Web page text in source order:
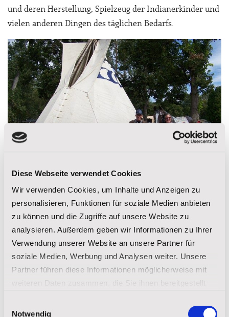
Diese Webseite verwendet Cookies
Wir verwenden Cookies, um Inhalte und Anzeigen zu
personalisieren, Funktionen für soziale Medien anbieten
zu können und die Zugriffe auf unsere Website zu
analysieren. Außerdem geben wir Informationen zu Ihrer
Verwendung unserer Website an unsere Partner für
soziale Medien, Werbung und Analysen weiter. Unsere
Partner führen diese Informationen möglicherweise mit
gesammelt haben.
Notwendig
und deren Herstellung, Spielzeug der Indianerkinder und
vielen anderen Dingen des täglichen Bedarfs.
Frau Ziener und Herr Hauschild vor einem Tipi am Akta
Lakota Museum
Am Nachmittag hatten wir die einzigartige Gelegenheit
das Schulgebäude und die Klassenzimmer zu besichtigen.
ihrem Unterrichtsfach erzählten.